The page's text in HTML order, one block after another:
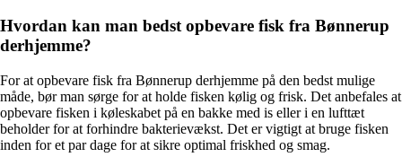
Hvordan kan man bedst opbevare fisk fra Bønnerup
derhjemme?
For at opbevare fisk fra Bønnerup derhjemme på den bedst mulige
måde, bør man sørge for at holde fisken kølig og frisk. Det anbefales at
opbevare fisken i køleskabet på en bakke med is eller i en lufttæt
beholder for at forhindre bakterievækst. Det er vigtigt at bruge fisken
inden for et par dage for at sikre optimal friskhed og smag.